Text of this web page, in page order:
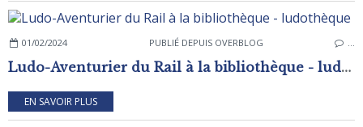
01/02/2024 PUBLIÉ DEPUIS OVERBLOG …
Ludo-Aventurier du Rail à la bibliothèque - ludothèque
EN SAVOIR PLUS